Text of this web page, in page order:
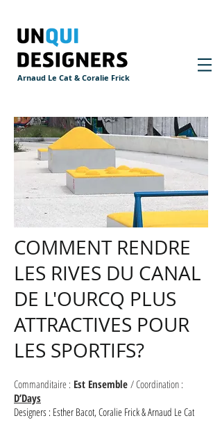
Arnaud Le Cat & Coralie Frick
COMMENT RENDRE
LES RIVES DU CANAL
DE L'OURCQ PLUS
ATTRACTIVES POUR
LES SPORTIFS?
Commanditaire : Est Ensemble / Coordination :
D’Days
Designers : Esther Bacot, Coralie Frick & Arnaud Le Cat